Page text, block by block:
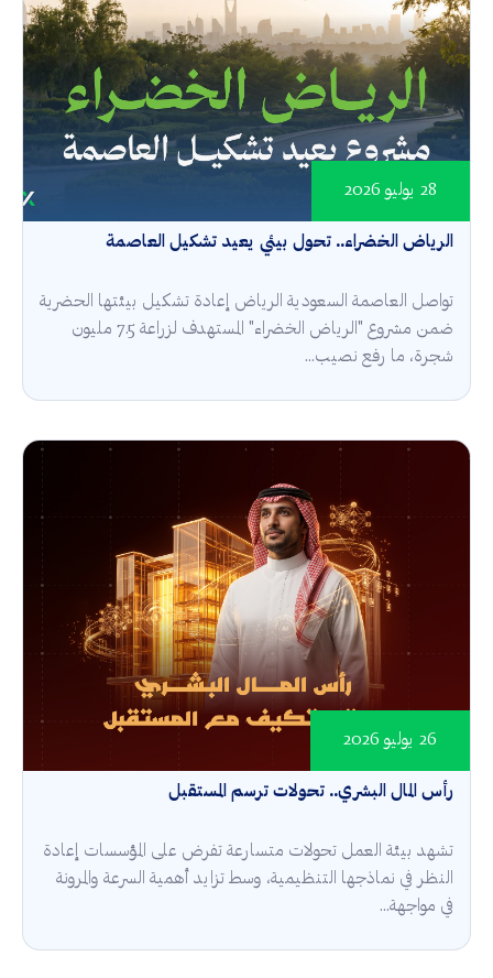
الرياض الخضراء.. تحول بيئي يعيد تشكيل العاصمة
28 يوليو 2026
تواصل العاصمة السعودية الرياض إعادة تشكيل بيئتها الحضرية
ضمن مشروع "الرياض الخضراء" المستهدف لزراعة 7.5 مليون
شجرة، ما رفع نصيب...
رأس المال البشري.. تحولات ترسم المستقبل
26 يوليو 2026
تشهد بيئة العمل تحولات متسارعة تفرض على المؤسسات إعادة
النظر في نماذجها التنظيمية، وسط تزايد أهمية السرعة والمرونة
في مواجهة...